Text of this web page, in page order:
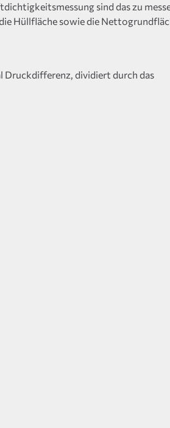
sind das zu
Hüllfläche sowie die
Druckdifferenz, dividiert durch das